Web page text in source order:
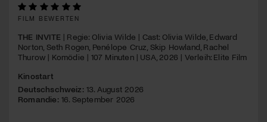
FILM BEWERTEN
THE INVITE | Regie: Olivia Wilde | Cast: Olivia Wilde, Edward
Norton, Seth Rogen, Penélope Cruz, Skip Howland, Rachel
Thurow | Komödie | 107 Minuten | USA, 2026 | Verleih: Elite Film
Kinostart
Deutschschweiz: 13. August 2026
Romandie: 16. September 2026